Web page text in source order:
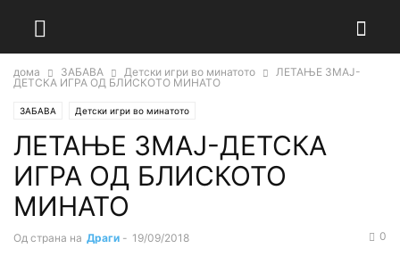
дома ЗАБАВА Детски игри во минатото
ЛЕТАЊЕ ЗМАЈ-
ДЕТСКА ИГРА ОД БЛИСКОТО МИНАТО
ЗАБАВА Детски игри во минатото
ЛЕТАЊЕ ЗМАЈ-ДЕТСКА
ИГРА ОД БЛИСКОТО
МИНАТО
Од страна на Драги - 19/09/2018 0